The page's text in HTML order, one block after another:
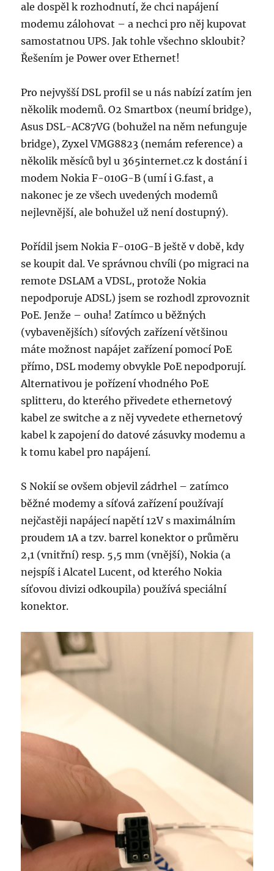
ale dospěl k rozhodnutí, že chci napájení
modemu zálohovat – a nechci pro něj kupovat
samostatnou UPS. Jak tohle všechno skloubit?
Řešením je Power over Ethernet!
Pro nejvyšší DSL profil se u nás nabízí zatím jen
několik modemů. O2 Smartbox (neumí bridge),
Asus DSL-AC87VG (bohužel na něm nefunguje
bridge), Zyxel VMG8823 (nemám reference) a
několik měsíců byl u 365internet.cz k dostání i
modem Nokia F-010G-B (umí i G.fast, a
nakonec je ze všech uvedených modemů
nejlevnější, ale bohužel už není dostupný).
Pořídil jsem Nokia F-010G-B ještě v době, kdy
se koupit dal. Ve správnou chvíli (po migraci na
remote DSLAM a VDSL, protože Nokia
nepodporuje ADSL) jsem se rozhodl zprovoznit
PoE. Jenže – ouha! Zatímco u běžných
(vybavenějších) síťových zařízení většinou
máte možnost napájet zařízení pomocí PoE
přímo, DSL modemy obvykle PoE nepodporují.
Alternativou je pořízení vhodného PoE
splitteru, do kterého přivedete ethernetový
kabel ze switche a z něj vyvedete ethernetový
kabel k zapojení do datové zásuvky modemu a
k tomu kabel pro napájení.
S Nokií se ovšem objevil zádrhel – zatímco
běžné modemy a síťová zařízení používají
nejčastěji napájecí napětí 12V s maximálním
proudem 1A a tzv. barrel konektor o průměru
2,1 (vnitřní) resp. 5,5 mm (vnější), Nokia (a
nejspíš i Alcatel Lucent, od kterého Nokia
síťovou divizi odkoupila) používá speciální
konektor.